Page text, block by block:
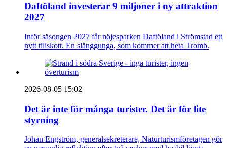
Daftöland investerar 9 miljoner i ny attraktion
2027
Inför säsongen 2027 får nöjesparken Daftöland i Strömstad ett
nytt tillskott. En slänggunga, som kommer att heta Tromb.
2026-08-05 15:02
Det är inte för många turister. Det är för lite
styrning
Johan Engström, generalsekreterare, Naturturismföretagen gör